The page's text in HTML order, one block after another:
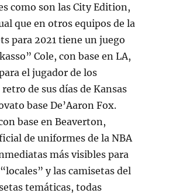
como son las City Edition,
que en otros equipos de la
para 2021 tiene un juego
Cole, con base en LA,
el jugador de los
de sus días de Kansas
base De’Aaron Fox.
base en Beaverton,
de uniformes de la NBA
más visibles para
y las camisetas del
temáticas, todas